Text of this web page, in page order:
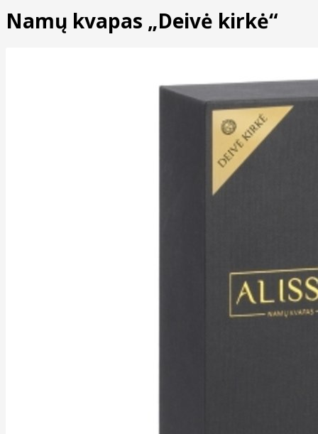
Namų kvapas „Deivė kirkė“